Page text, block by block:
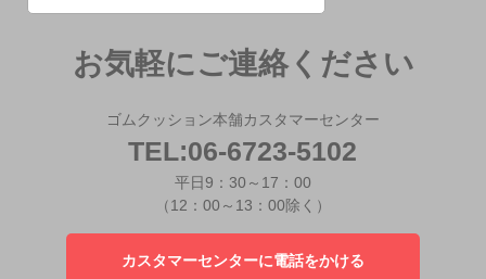
お気軽にご連絡ください
ゴムクッション本舗カスタマーセンター
TEL:06-6723-5102
平日9：30～17：00
（12：00～13：00除く）
カスタマーセンターに電話をかける